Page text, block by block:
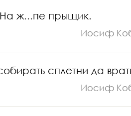
На ж...пе прыщик.
Иосиф
сплетни да
Иосиф